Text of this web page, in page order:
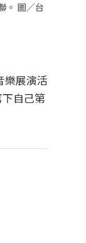
。 圖／台
樂展演活
自己第